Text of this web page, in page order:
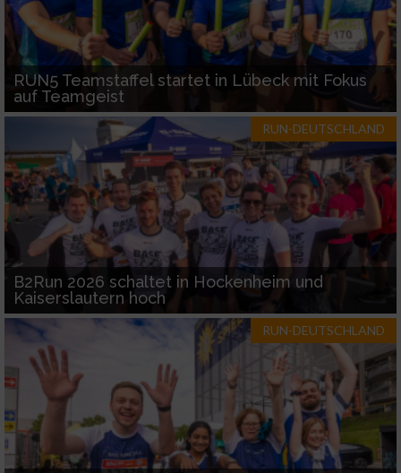
RUN5 Teamstaffel startet in Lübeck mit Fokus
auf Teamgeist
RUN-DEUTSCHLAND
B2Run 2026 schaltet in Hockenheim und
Kaiserslautern hoch
RUN-DEUTSCHLAND